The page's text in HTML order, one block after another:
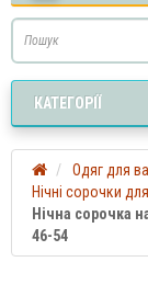
КАТЕГОРІЇ
Одяг для
Нічні сорочки
Нічна сорочка
46-54